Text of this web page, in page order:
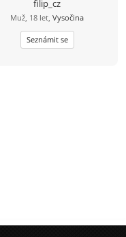
filip_cz
Muž, 18 let, Vysočina
Seznámit se